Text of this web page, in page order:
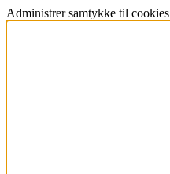
Administrer samtykke til cookies